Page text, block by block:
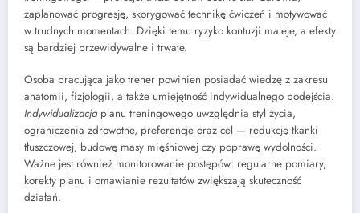
zaplanować progresję, skorygować technikę ćwiczeń i motywować
w trudnych momentach. Dzięki temu ryzyko kontuzji maleje, a efekty
są bardziej przewidywalne i trwałe.
Osoba pracująca jako trener powinien posiadać wiedzę z zakresu
anatomii, fizjologii, a także umiejętność indywidualnego podejścia.
Indywidualizacjaplanu treningowego uwzględnia styl życia,
ograniczenia zdrowotne, preferencje oraz cel — redukcję tkanki
tłuszczowej, budowę masy mięśniowej czy poprawę wydolności.
Ważne jest również monitorowanie postępów: regularne pomiary,
korekty planu i omawianie rezultatów zwiększają skuteczność
działań.